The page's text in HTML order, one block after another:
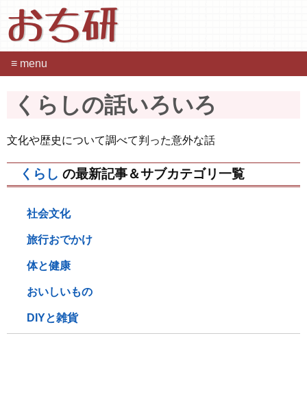
おち研
≡ menu
くらしの話いろいろ
文化や歴史について調べて判った意外な話
くらし の最新記事＆サブカテゴリ一覧
社会文化
旅行おでかけ
体と健康
おいしいもの
DIYと雑貨